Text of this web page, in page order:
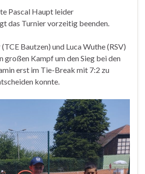
Pascal Haupt leider
das Turnier vorzeitig beenden.
Bautzen) und Luca Wuthe (RSV)
großen Kampf um den Sieg bei den
erst im Tie-Break mit 7:2 zu
konnte.